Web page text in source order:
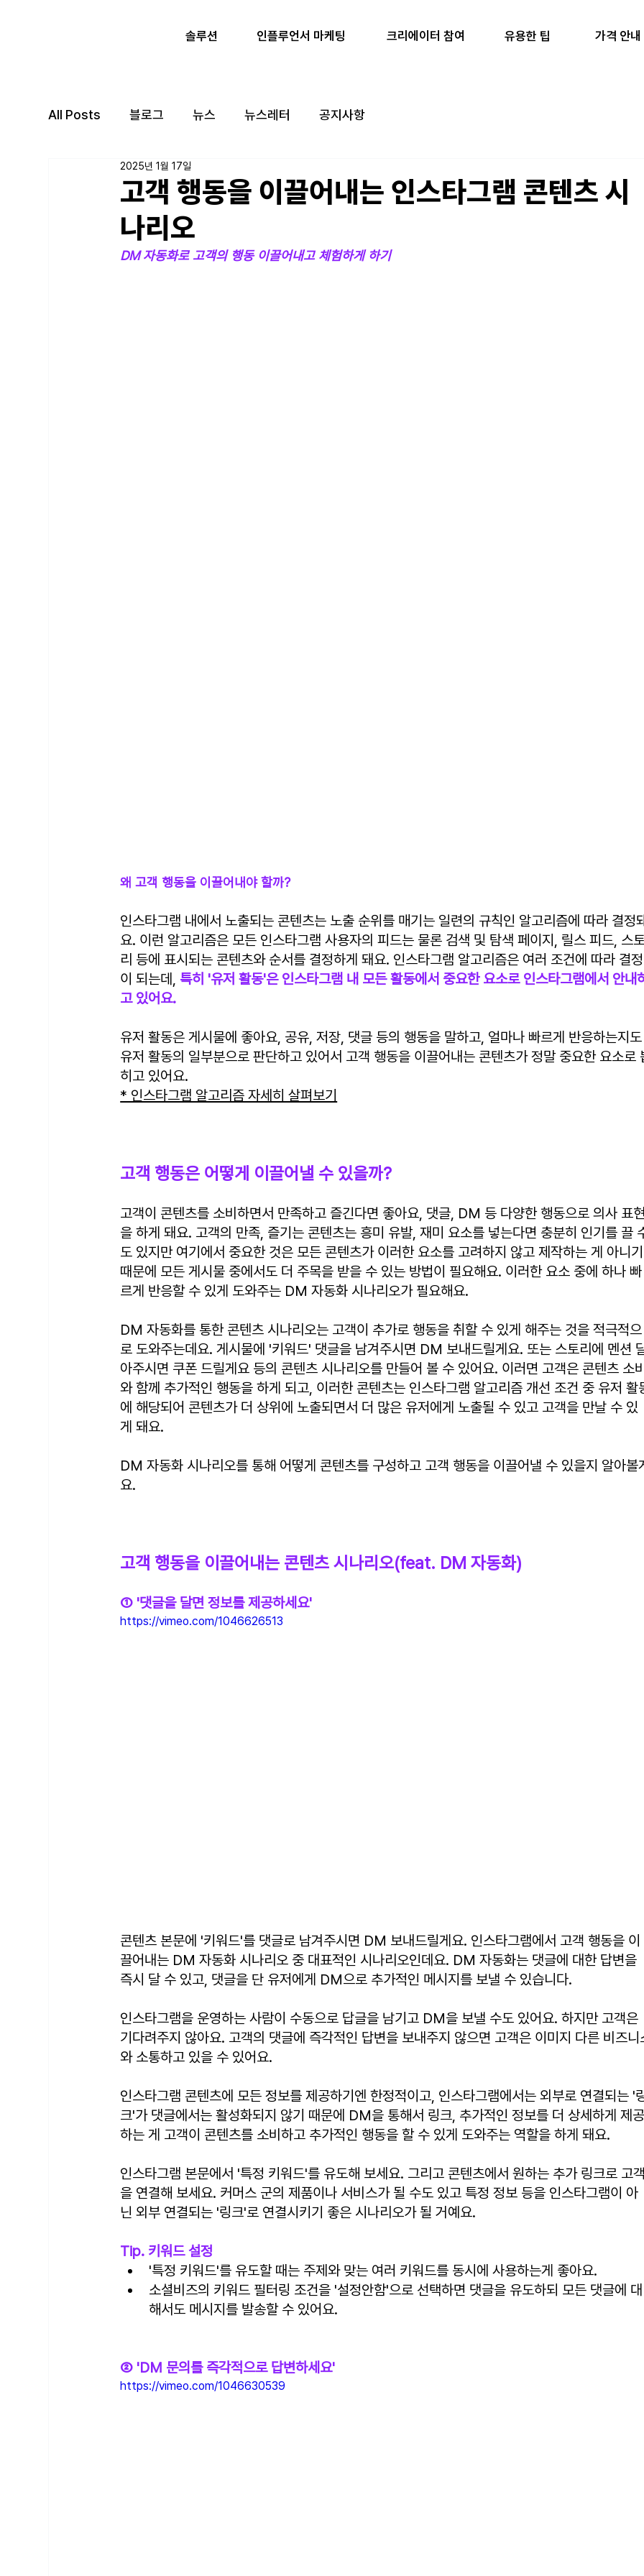
솔루션 인플루언서 마케팅 크리에이터 참여 유용한 팁 가격 안내
All Posts 블로그 뉴스 뉴스레터 공지사항
고객 행동을 이끌어내는 인스타그램 콘텐츠 시
나리오
2025년 1월 17일
DM 자동화로 고객의 행동 이끌어내고 체험하게 하기
왜 고객 행동을 이끌어내야 할까?
인스타그램 내에서 노출되는 콘텐츠는 노출 순위를 매기는 일련의 규칙인 알고리즘에 따라 결정
요. 이런 알고리즘은 모든 인스타그램 사용자의 피드는 물론 검색 및 탐색 페이지, 릴스 피드, 스
리 등에 표시되는 콘텐츠와 순서를 결정하게 돼요. 인스타그램 알고리즘은 여러 조건에 따라 결정
이 되는데, 특히 '유저 활동'은 인스타그램 내 모든 활동에서 중요한 요소로 인스타그램에서 안내
고 있어요.
유저 활동은 게시물에 좋아요, 공유, 저장, 댓글 등의 행동을 말하고, 얼마나 빠르게 반응하는지
유저 활동의 일부분으로 판단하고 있어서 고객 행동을 이끌어내는 콘텐츠가 정말 중요한 요소로
히고 있어요.
* 인스타그램 알고리즘 자세히 살펴보기
고객 행동은 어떻게 이끌어낼 수 있을까?
고객이 콘텐츠를 소비하면서 만족하고 즐긴다면 좋아요, 댓글, DM 등 다양한 행동으로 의사 표
을 하게 돼요. 고객의 만족, 즐기는 콘텐츠는 흥미 유발, 재미 요소를 넣는다면 충분히 인기를 끌
도 있지만 여기에서 중요한 것은 모든 콘텐츠가 이러한 요소를 고려하지 않고 제작하는 게 아니
때문에 모든 게시물 중에서도 더 주목을 받을 수 있는 방법이 필요해요. 이러한 요소 중에 하나 빠
르게 반응할 수 있게 도와주는 DM 자동화 시나리오가 필요해요.
DM 자동화를 통한 콘텐츠 시나리오는 고객이 추가로 행동을 취할 수 있게 해주는 것을 적극적으
로 도와주는데요. 게시물에 '키워드' 댓글을 남겨주시면 DM 보내드릴게요. 또는 스토리에 멘션
아주시면 쿠폰 드릴게요 등의 콘텐츠 시나리오를 만들어 볼 수 있어요. 이러면 고객은 콘텐츠 소
와 함께 추가적인 행동을 하게 되고, 이러한 콘텐츠는 인스타그램 알고리즘 개선 조건 중 유저 활
에 해당되어 콘텐츠가 더 상위에 노출되면서 더 많은 유저에게 노출될 수 있고 고객을 만날 수 있
게 돼요.
DM 자동화 시나리오를 통해 어떻게 콘텐츠를 구성하고 고객 행동을 이끌어낼 수 있을지 알아볼
요.
고객 행동을 이끌어내는 콘텐츠 시나리오(feat. DM 자동화)
① '댓글을 달면 정보를 제공하세요'
https://vimeo.com/1046626513
콘텐츠 본문에 '키워드'를 댓글로 남겨주시면 DM 보내드릴게요. 인스타그램에서 고객 행동을 이
끌어내는 DM 자동화 시나리오 중 대표적인 시나리오인데요. DM 자동화는 댓글에 대한 답변을
즉시 달 수 있고, 댓글을 단 유저에게 DM으로 추가적인 메시지를 보낼 수 있습니다.
﻿인스타그램을 운영하는 사람이 수동으로 답글을 남기고 DM을 보낼 수도 있어요. 하지만 고객은
기다려주지 않아요. 고객의 댓글에 즉각적인 답변을 보내주지 않으면 고객은 이미지 다른 비즈니
와 소통하고 있을 수 있어요.
인스타그램 콘텐츠에 모든 정보를 제공하기엔 한정적이고, 인스타그램에서는 외부로 연결되는 '
크'가 댓글에서는 활성화되지 않기 때문에 DM을 통해서 링크, 추가적인 정보를 더 상세하게 제
하는 게 고객이 콘텐츠를 소비하고 추가적인 행동을 할 수 있게 도와주는 역할을 하게 돼요.
인스타그램 본문에서 '특정 키워드'를 유도해 보세요. 그리고 콘텐츠에서 원하는 추가 링크로 고
을 연결해 보세요. 커머스 군의 제품이나 서비스가 될 수도 있고 특정 정보 등을 인스타그램이 아
닌 외부 연결되는 '링크'로 연결시키기 좋은 시나리오가 될 거예요.
Tip. 키워드 설정
'특정 키워드'를 유도할 때는 주제와 맞는 여러 키워드를 동시에 사용하는게 좋아요.
소셜비즈의 키워드 필터링 조건을 '설정안함'으로 선택하면 댓글을 유도하되 모든 댓글에 대
해서도 메시지를 발송할 수 있어요.
② 'DM 문의를 즉각적으로 답변하세요'
https://vimeo.com/1046630539